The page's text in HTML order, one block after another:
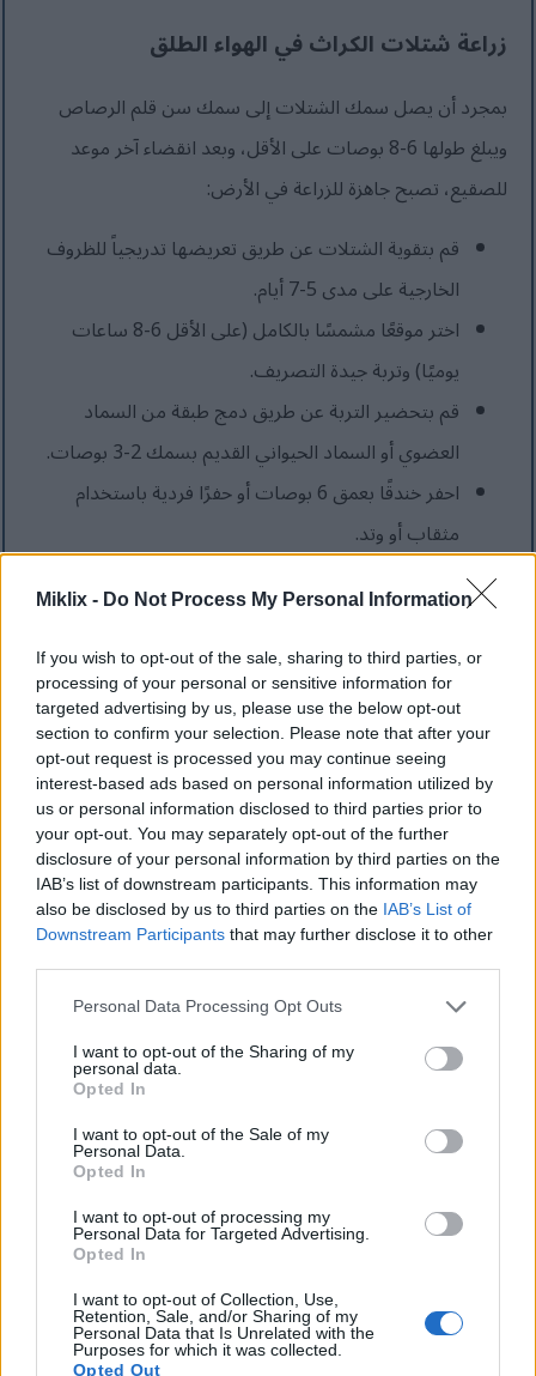
Miklix - Do Not Process My Personal Information
If you wish to opt-out of the sale, sharing to third parties, or
processing of your personal or sensitive information for
targeted advertising by us, please use the below opt-out
section to confirm your selection. Please note that after your
opt-out request is processed you may continue seeing
interest-based ads based on personal information utilized by
us or personal information disclosed to third parties prior to
your opt-out. You may separately opt-out of the further
disclosure of your personal information by third parties on the
IAB’s list of downstream participants. This information may
also be disclosed by us to third parties on the IAB’s List of
Downstream Participants that may further disclose it to other
Please note that this website/app uses one or more Google
not limited to your visit or usage behaviour. You may click to
grant or deny consent to Google and its third-party tags to
use your data for below specified purposes in below Google
consent section.
Personal Data Processing Opt Outs
I want to opt-out of the Sharing of my
personal data.
Opted In
I want to opt-out of the Sale of my
Personal Data.
Opted In
I want to opt-out of processing my
Personal Data for Targeted Advertising.
Opted In
I want to opt-out of Collection, Use,
Retention, Sale, and/or Sharing of my
Personal Data that Is Unrelated with the
Purposes for which it was collected.
Opted Out
زراعة شتلات الكراث في الهواء الطلق
بمجرد أن يصل سمك الشتلات إلى سمك سن قلم الرصاص
ويبلغ طولها 6-8 بوصات على الأقل، وبعد انقضاء آخر موعد
للصقيع، تصبح جاهزة للزراعة في الأرض:
قم بتقوية الشتلات عن طريق تعريضها تدريجياً للظروف
الخارجية على مدى 5-7 أيام.
اختر موقعًا مشمسًا بالكامل (على الأقل 6-8 ساعات
يوميًا) وتربة جيدة التصريف.
قم بتحضير التربة عن طريق دمج طبقة من السماد
العضوي أو السماد الحيواني القديم بسمك 2-3 بوصات.
احفر خندقًا بعمق 6 بوصات أو حفرًا فردية باستخدام
مثقاب أو وتد.
في صفوف متباعدة بمسافة 12-24 بوصة.
افصل الشتلات برفق وقم بتقليم الجذور إلى حوالي بوصة
واحدة إذا لزم الأمر.
ازرع الشتلات بعمق، بحيث لا يظهر من التربة الخضراء
سوى 2-3 بوصات فوق مستوى سطح التربة.
اسقِ التربة جيداً بعد الزراعة بتيار خفيف.
بستاني يزرع شتلات الكراث في خندق ترابي مستخدماً عصا
قياس لضمان التباعد المناسب.